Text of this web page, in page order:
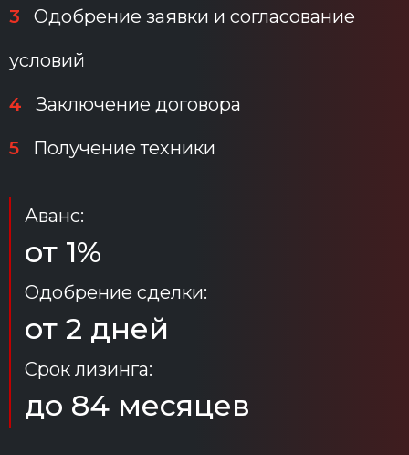
3
Одобрение заявки и согласование
условий
4
Заключение договора
5
Получение техники
Аванс:
от 1%
Одобрение сделки:
от 2 дней
Срок лизинга:
до 84 месяцев